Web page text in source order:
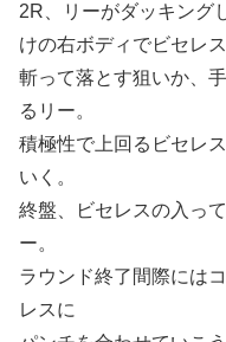
2R、リーがダッキング
けの右ボディでビセレス
斬って落とす狙いか、
るリー。
積極性で上回るビセレ
いく。
終盤、ビセレスの入っ
ー。
ラウンド終了間際には
レスに